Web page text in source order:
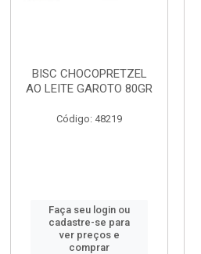
BISC CHOCOPRETZEL
AO LEITE GAROTO 80GR
Código: 48219
Faça seu login ou
cadastre-se para
ver preços e
comprar